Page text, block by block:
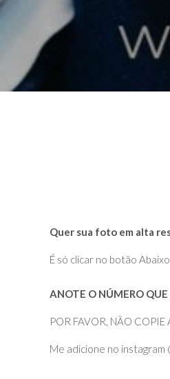
Quer sua foto em alta
É só clicar no botão
ANOTE O NÚMERO
POR FAVOR, NÃO
Me adicione no instagram